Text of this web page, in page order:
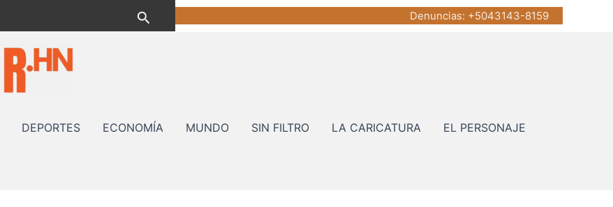
Buscar Denuncias: +5043143-8159
DEPORTES ECONOMÍA MUNDO SIN FILTRO LA CARICATURA EL PERSONAJE